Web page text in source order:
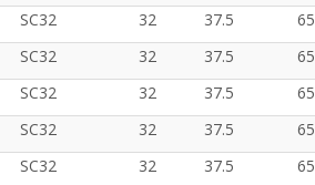
SC32 32 37.5 65
SC32 32 37.5 65
SC32 32 37.5 65
SC32 32 37.5 65
SC32 32 37.5 65